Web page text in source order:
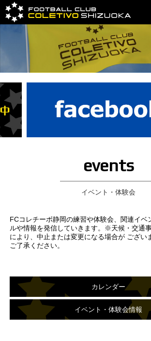
events
イベント・体験会
FCコレチーボ静岡の練習や体験会、関連イベ
ルや情報を発信していきます。※天候・交通
により、中止または変更になる場合が ござい
ご了承ください。
カレンダー
イベント・体験会情報